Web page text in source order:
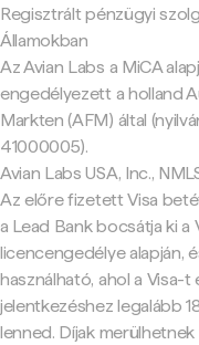
Regisztrált pénzügyi
Államokban
Az Avian Labs a MiCA
engedélyezett a holland
Markten (AFM) által
41000005).
Avian Labs USA, Inc.,
Az előre fizetett Visa
a Lead Bank bocsátja ki a
licencengedélye alapján,
használható, ahol a Visa-t
jelentkezéshez legalább
lenned. Díjak merülhetnek